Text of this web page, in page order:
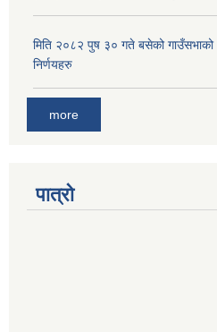
मिति २०८२ पुष ३० गते बसेको
निर्णयहरु
more
पात्रो